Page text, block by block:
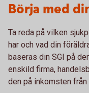
Börja med
Ta reda på vilken
har och vad din
baseras din SGI på
enskild firma,
den på inkomsten